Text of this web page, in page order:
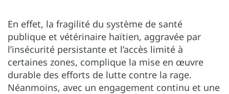
En effet, la fragilité du système de santé
publique et vétérinaire haïtien, aggravée par
l’insécurité persistante et l’accès limité à
certaines zones, complique la mise en œuvre
durable des efforts de lutte contre la rage.
Néanmoins, avec un engagement continu et une